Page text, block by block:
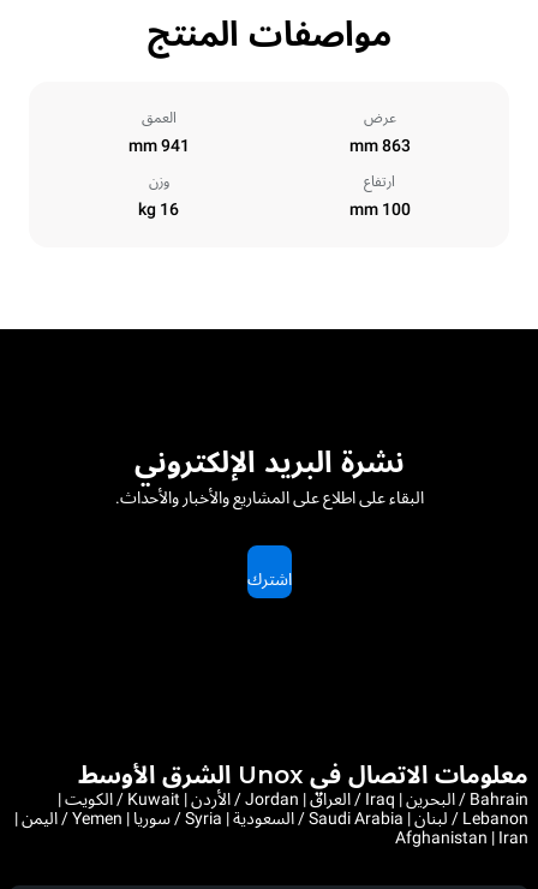
مواصفات المنتج
عرض
863 mm
العمق
941 mm
ارتفاع
100 mm
وزن
16 kg
نشرة البريد الإلكتروني
البقاء على اطلاع على المشاريع والأخبار والأحداث.
اشترك
معلومات الاتصال في Unox الشرق الأوسط
Bahrain / البحرين | Iraq / العراق | Jordan / الأردن | Kuwait / الكويت |
Lebanon / لبنان | Saudi Arabia / السعودية | Syria / سوريا | Yemen / اليمن |
Afghanistan | Iran